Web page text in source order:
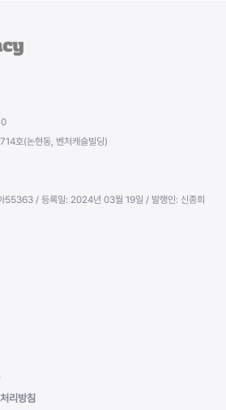
호(논현동, 벤처캐슬빌딩)
55363 / 등록일: 2024년 03월 19일 / 발행인: 신종희
리방침